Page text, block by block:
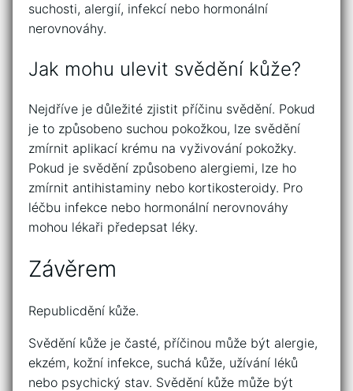
suchosti, alergií, infekcí nebo hormonální
nerovnováhy.
Jak mohu ulevit svědění kůže?
Nejdříve je důležité zjistit příčinu svědění. Pokud
je to způsobeno suchou pokožkou, lze svědění
zmírnit aplikací krému na vyživování pokožky.
Pokud je svědění způsobeno alergiemi, lze ho
zmírnit antihistaminy nebo kortikosteroidy. Pro
léčbu infekce nebo hormonální nerovnováhy
mohou lékaři předepsat léky.
Závěrem
Republicdění kůže.
Svědění kůže je časté, příčinou může být alergie,
ekzém, kožní infekce, suchá kůže, užívání léků
nebo psychický stav. Svědění kůže může být